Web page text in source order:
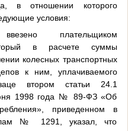
в отношении которого
условия:
плательщиком
в расчете суммы
колесных транспортных
к ним, уплачиваемого
втором статьи 24.1
1998 года № 89-ФЗ «Об
приведенном в
№ 1291, указал, что